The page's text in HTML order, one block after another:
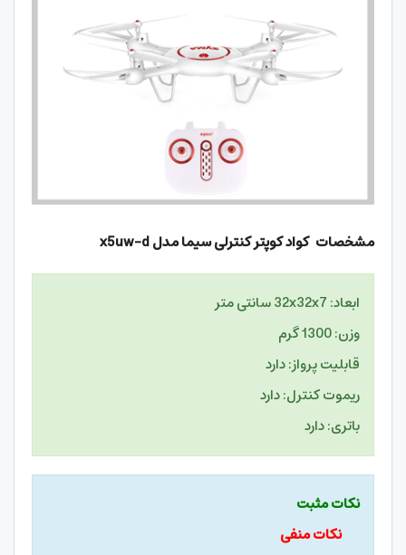
مشخصات کواد کوپتر کنترلی سیما مدلx5uw-d
ابعاد: 32x32x7 سانتی متر
وزن: 1300 گرم
قابلیت پرواز: دارد
ریموت کنترل: دارد
باتری: دارد
نکات مثبت
نکات منفی